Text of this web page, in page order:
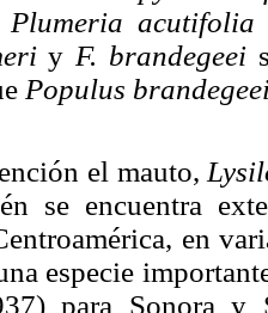
Plumeria acutifolia
y F. brandegeei
Populus
el mauto,
se encuentra
en
especie
para Sonora